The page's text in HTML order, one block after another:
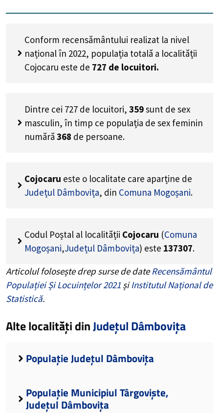
Conform recensământului realizat la nivel
național în 2022, populația totală a localității
Cojocaru este de 727 de locuitori.
Dintre cei 727 de locuitori, 359sunt de sex
masculin, în timp ce populația de sex feminin
numără 368 de persoane.
Cojocaru este o localitate care aparține de
Județul Dâmbovița, din Comuna Mogoșani.
Codul Poștal al localității Cojocaru (Comuna
Mogoșani,Județul Dâmbovița) este 137307.
Articolul folosește drep surse de dateRecensământul
Populației Și Locuințelor 2021 șiInstitutul Național de
Statistică.
Alte localități dinJudețul Dâmbovița
Populație Județul Dâmbovița
Populație Municipiul Târgoviște,
Județul Dâmbovița